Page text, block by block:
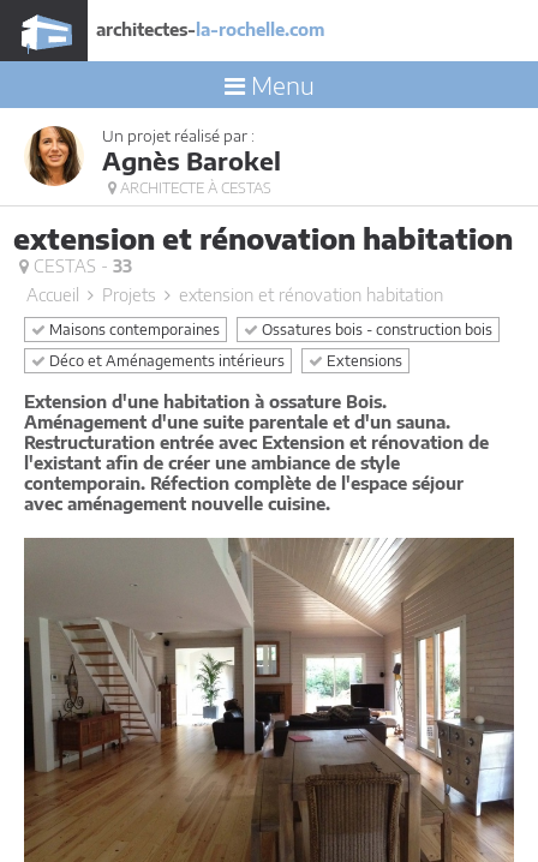
architectes- la-rochelle.com
Menu
Un projet réalisé par :
Agnès Barokel
ARCHITECTE À CESTAS
extension et rénovation habitation
CESTAS - 33
Accueil
Projets extension et rénovation habitation
Maisons contemporaines
Ossatures bois - construction bois
Déco et Aménagements intérieurs
Extensions
Extension d'une habitation à ossature Bois.
Aménagement d'une suite parentale et d'un sauna.
Restructuration entrée avec Extension et rénovation de
l'existant afin de créer une ambiance de style
contemporain. Réfection complète de l'espace séjour
avec aménagement nouvelle cuisine.